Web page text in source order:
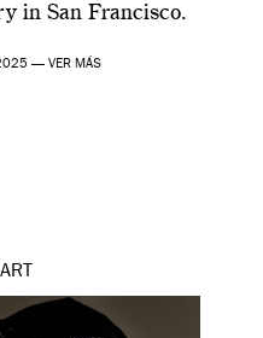
in San Francisco.
— VER MÁS
ART